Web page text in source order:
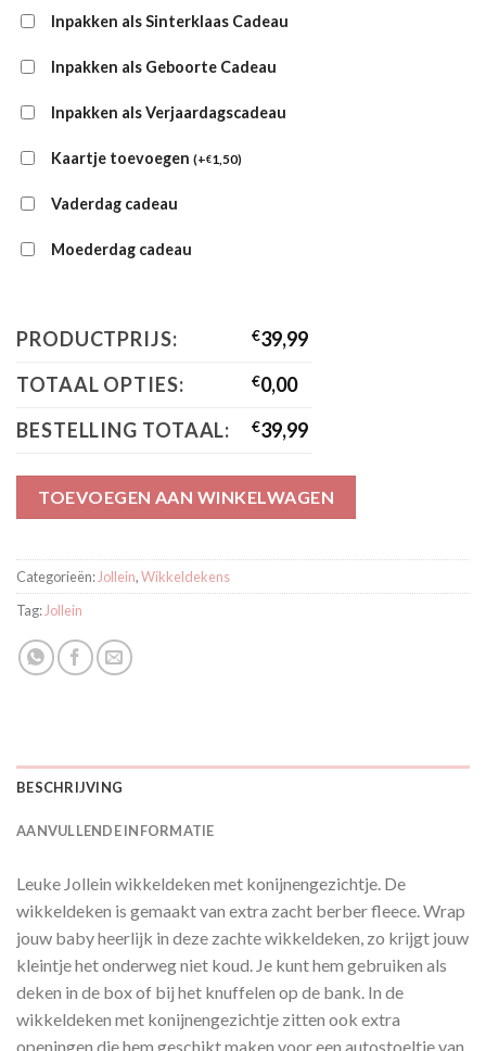
Inpakken als Sinterklaas Cadeau
Inpakken als Geboorte Cadeau
Inpakken als Verjaardagscadeau
Kaartje toevoegen (+€1,50)
Vaderdag cadeau
Moederdag cadeau
PRODUCTPRIJS: €39,99
TOTAAL OPTIES:
€0,00
BESTELLING TOTAAL:
€39,99
TOEVOEGEN AAN WINKELWAGEN
Categorieën: Jollein,Wikkeldekens
Tag: Jollein
BESCHRIJVING
AANVULLENDE INFORMATIE
Leuke Jollein wikkeldeken met konijnengezichtje. De
wikkeldeken is gemaakt van extra zacht berber fleece. Wrap
jouw baby heerlijk in deze zachte wikkeldeken, zo krijgt jouw
kleintje het onderweg niet koud. Je kunt hem gebruiken als
deken in de box of bij het knuffelen op de bank. In de
wikkeldeken met konijnengezichtje zitten ook extra
openingen die hem geschikt maken voor een autostoeltje van